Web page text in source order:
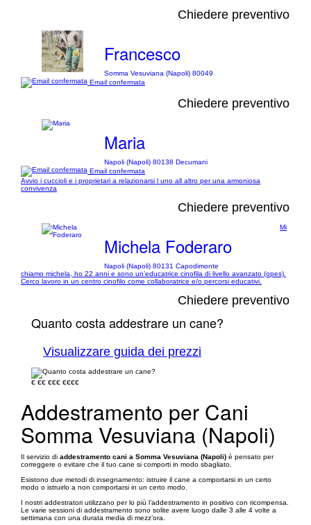
Chiedere preventivo
Francesco
Somma Vesuviana (Napoli) 80049
Email confermata
Chiedere preventivo
Maria
Napoli (Napoli) 80138 Decumani
Email confermata
Avvio i cuccioli e i proprietari a relazionarsi l uno all altro per una armoniosa
convivenza
Chiedere preventivo
Michela Foderaro
Napoli (Napoli) 80131 Capodimonte
Mi
chiamo michela, ho 22 anni e sono un’educatrice cinofila di livello avanzato (opes).
Cerco lavoro in un centro cinofilo come collaboratrice e/o percorsi educativi.
Chiedere preventivo
Quanto costa addestrare un cane?
Visualizzare guida dei prezzi
€ €€ €€€ €€€€
Addestramento per Cani
Somma Vesuviana (Napoli)
Il servizio di addestramento cani a Somma Vesuviana (Napoli) è pensato per
correggere o evitare che il tuo cane si comporti in modo sbagliato.
Esistono due metodi di insegnamento: istruire il cane a comportarsi in un certo
modo o istruirlo a non comportarsi in un certo modo.
I nostri addestratori utilizzano per lo più l’addestramento in positivo con ricompensa.
Le varie sessioni di addestramento sono solite avere luogo dalle 3 alle 4 volte a
settimana con una durata media di mezz’ora.